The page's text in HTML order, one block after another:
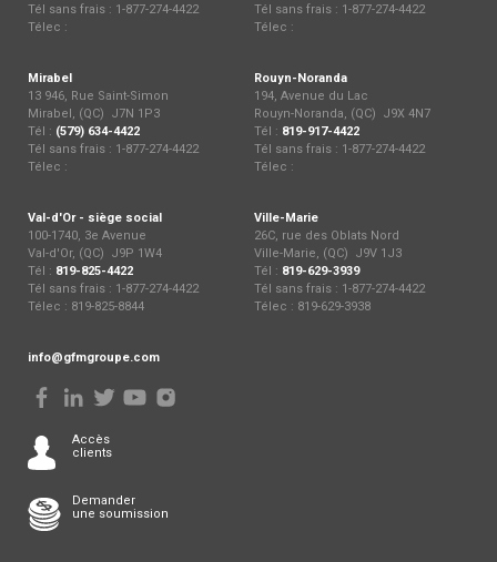
Tél sans frais : 1-877-274-4422
Télec :
Tél sans frais : 1-877-274-4422
Télec :
Mirabel
13 946, Rue Saint-Simon
Mirabel, (QC) J7N 1P3
Tél : (579) 634-4422
Tél sans frais : 1-877-274-4422
Télec :
Rouyn-Noranda
194, Avenue du Lac
Rouyn-Noranda, (QC) J9X 4N7
Tél : 819-917-4422
Tél sans frais : 1-877-274-4422
Télec :
Val-d'Or - siège social
100-1740, 3e Avenue
Val-d'Or, (QC) J9P 1W4
Tél : 819-825-4422
Tél sans frais : 1-877-274-4422
Télec : 819-825-8844
Ville-Marie
26C, rue des Oblats Nord
Ville-Marie, (QC) J9V 1J3
Tél : 819-629-3939
Tél sans frais : 1-877-274-4422
Télec : 819-629-3938
info@gfmgroupe.com
Accès
clients
Demander
une soumission